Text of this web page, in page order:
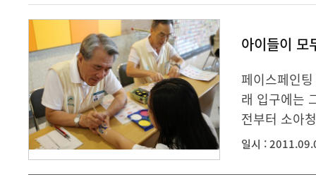
아이들이 모
페이스페인
래 입구에는
전부터 소아
일시 :